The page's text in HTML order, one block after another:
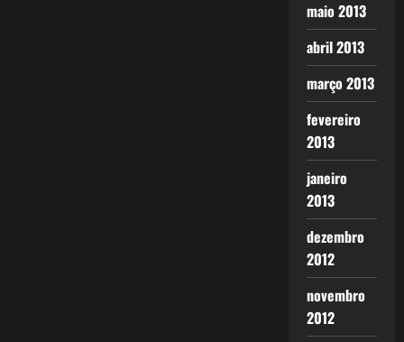
maio 2013
abril 2013
março 2013
fevereiro
2013
janeiro
2013
dezembro
2012
novembro
2012